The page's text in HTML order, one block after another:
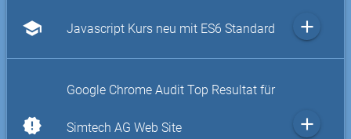
school Javascript Kurs neu mit ES6 Standard add
new_releases
Google Chrome Audit Top Resultat für
Simtech AG Web Site add